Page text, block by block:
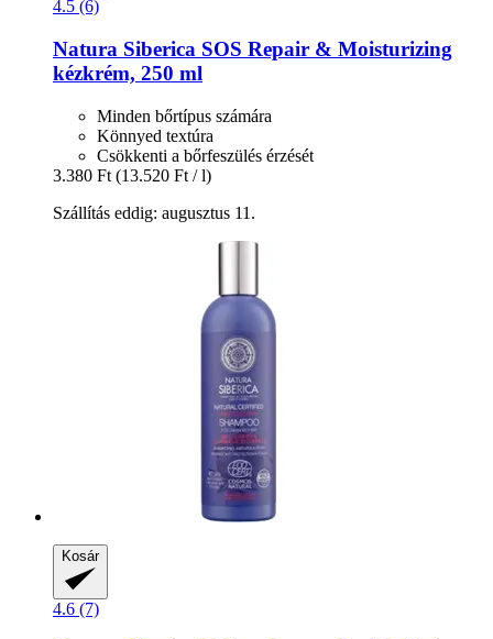
4.5 (6)
Natura Siberica SOS Repair & Moisturizing
kézkrém, 250 ml
Minden bőrtípus számára
Könnyed textúra
Csökkenti a bőrfeszülés érzését
3.380 Ft (13.520 Ft / l)
Szállítás eddig: augusztus 11.
Kosár
4.6 (7)